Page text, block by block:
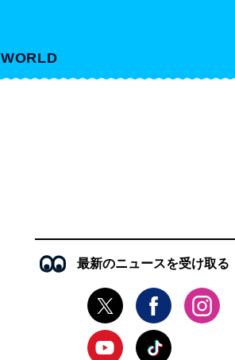
WORLD
最新のニュースを受け取る